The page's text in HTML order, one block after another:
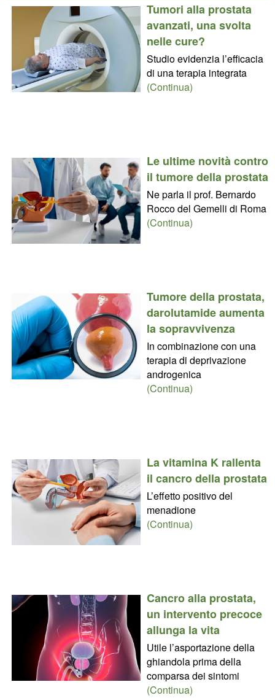
Tumori alla prostata
avanzati, una svolta
nelle cure?
Studio evidenzia l’efficacia
di una terapia integrata
(Continua)
Le ultime novità contro
il tumore della prostata
Ne parla il prof. Bernardo
Rocco del Gemelli di Roma
(Continua)
Tumore della prostata,
darolutamide aumenta
la sopravvivenza
In combinazione con una
terapia di deprivazione
androgenica
(Continua)
La vitamina K rallenta
il cancro della prostata
L’effetto positivo del
menadione
(Continua)
Cancro alla prostata,
un intervento precoce
allunga la vita
Utile l’asportazione della
ghiandola prima della
comparsa dei sintomi
(Continua)